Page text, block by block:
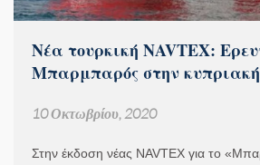
Νέα τουρκική NAVTEX:
Μπαρμπαρός στην
10 Οκτωβρίου, 2020
Στην έκδοση νέας NAVTEX για το